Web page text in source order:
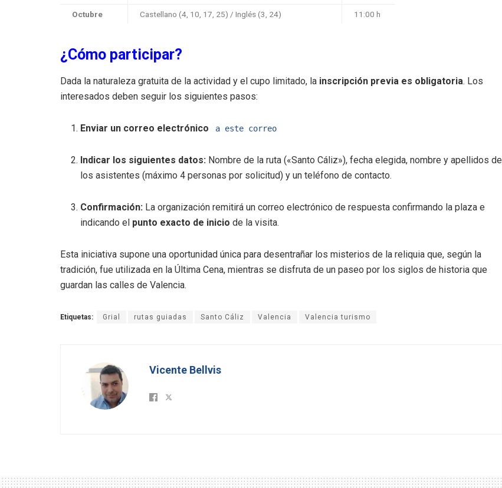
Octubre Castellano (4, 10, 17, 25) / Inglés (3, 24) 11:00 h
¿Cómo participar?
Dada la naturaleza gratuita de la actividad y el cupo limitado, la inscripción previa es obligatoria. Los
interesados deben seguir los siguientes pasos:
Enviar un correo electrónico a este correo
Indicar los siguientes datos: Nombre de la ruta («Santo Cáliz»), fecha elegida, nombre y apellidos de
los asistentes (máximo 4 personas por solicitud) y un teléfono de contacto.
Confirmación: La organización remitirá un correo electrónico de respuesta confirmando la plaza e
indicando el punto exacto de inicio de la visita.
Esta iniciativa supone una oportunidad única para desentrañar los misterios de la reliquia que, según la
tradición, fue utilizada en la Última Cena, mientras se disfruta de un paseo por los siglos de historia que
guardan las calles de Valencia.
Etiquetas: Grial rutas guiadas Santo Cáliz Valencia Valencia turismo
Vicente Bellvis